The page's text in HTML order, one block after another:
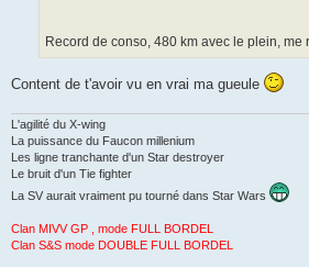
Record de conso, 480 km avec le plein, me
Content de t'avoir vu en vrai ma gueule
L'agilité du X-wing
La puissance du Faucon millenium
Les ligne tranchante d'un Star destroyer
Le bruit d'un Tie fighter
La SV aurait vraiment pu tourné dans Star Wars
Clan MIVV GP , mode FULL BORDEL
Clan S&S mode DOUBLE FULL BORDEL